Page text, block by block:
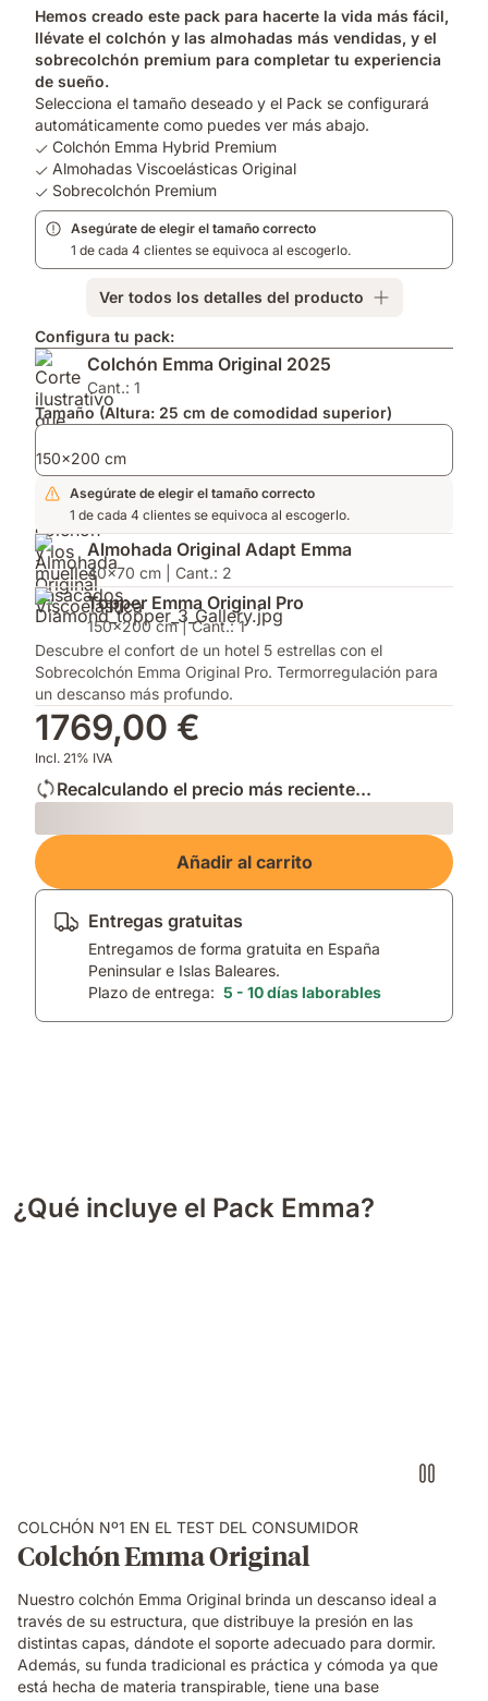
Hemos creado este pack para hacerte la vida más fácil,
llévate el colchón y las almohadas más vendidas, y el
sobrecolchón premium para completar tu experiencia
de sueño.
Selecciona el tamaño deseado y el Pack se configurará
automáticamente como puedes ver más abajo.
Colchón Emma Hybrid Premium
Almohadas Viscoelásticas Original
Sobrecolchón Premium
Asegúrate de elegir el tamaño correcto
1 de cada 4 clientes se equivoca al escogerlo.
Ver todos los detalles del producto
Configura tu pack:
Colchón Emma Original 2025
Cant.: 1
Tamaño (Altura: 25 cm de comodidad superior)
150x200 cm
Asegúrate de elegir el tamaño correcto
1 de cada 4 clientes se equivoca al escogerlo.
Almohada Original Adapt Emma
40x70 cm | Cant.: 2
Topper Emma Original Pro
150x200 cm | Cant.: 1
Descubre el confort de un hotel 5 estrellas con el
Sobrecolchón Emma Original Pro. Termorregulación para
un descanso más profundo.
1769,00 €
Incl. 21% IVA
Recalculando el precio más reciente...
Loading
Añadir al carrito
Entregas gratuitas
Entregamos de forma gratuita en España
Peninsular e Islas Baleares.
Plazo de entrega: 5 - 10 días laborables
¿Qué incluye el Pack Emma?
COLCHÓN Nº1 EN EL TEST DEL CONSUMIDOR
Colchón Emma Original
Nuestro colchón Emma Original brinda un descanso ideal a
través de su estructura, que distribuye la presión en las
distintas capas, dándote el soporte adecuado para dormir.
Además, su funda tradicional es práctica y cómoda ya que
está hecha de materia transpirable, tiene una base